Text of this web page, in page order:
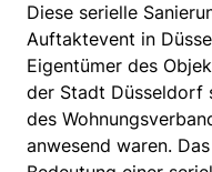
Diese serielle
Auftaktevent in
Eigentümer des
der Stadt Düsseldorf
des
anwesend waren.